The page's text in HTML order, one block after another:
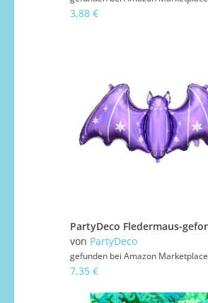
3,88 €
von PartyDeco
gefunden bei Amazon Marketplace
7,35 €